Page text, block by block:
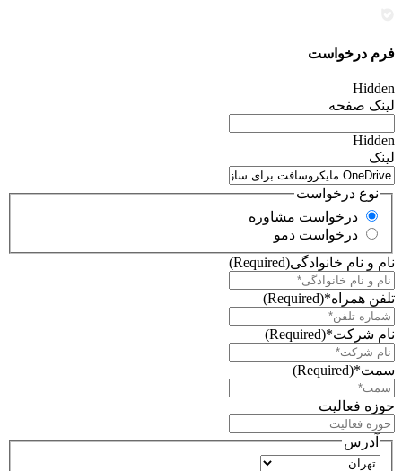
فرم درخواست
Hidden
لینک صفحه
Hidden
لینک
نوع درخواست
درخواست مشاوره
درخواست دمو
نام و نام خانوادگی(Required)
تلفن همراه*(Required)
نام شرکت*(Required)
سمت*(Required)
حوزه فعالیت
آدرس